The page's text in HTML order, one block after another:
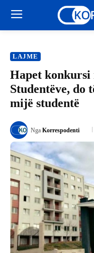
LAJME
Hapet konkursi
Studentëve, do
mijë studentë
Nga Korrespodenti